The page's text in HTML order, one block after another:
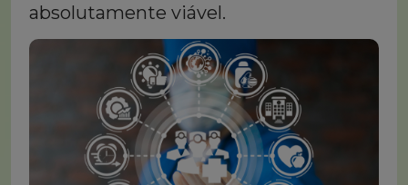
absolutamente viável.